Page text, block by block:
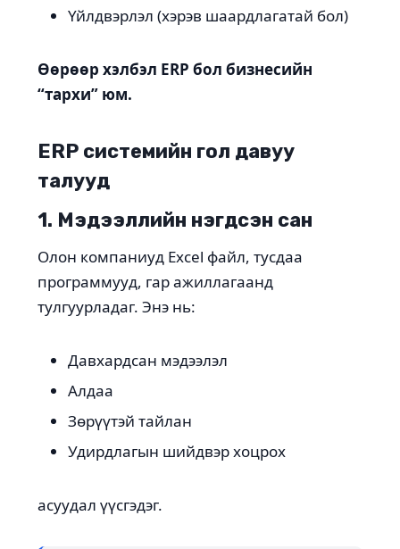
Үйлдвэрлэл (хэрэв шаардлагатай бол)
Өөрөөр хэлбэл ERP бол бизнесийн
“тархи” юм.
ERP системийн гол давуу
талууд
1. Мэдээллийн нэгдсэн сан
Олон компаниуд Excel файл, тусдаа
программууд, гар ажиллагаанд
тулгуурладаг. Энэ нь:
Давхардсан мэдээлэл
Алдаа
Зөрүүтэй тайлан
Удирдлагын шийдвэр хоцрох
асуудал үүсгэдэг.